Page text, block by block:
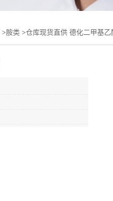
>胺类 >仓库现货直供 德化二甲基